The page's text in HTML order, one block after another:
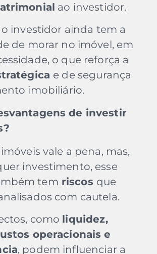
ao investidor.
investidor ainda tem a
de morar no imóvel, em
o que reforça a
e de segurança
imobiliário.
de investir
vale a pena, mas,
investimento, esse
tem riscos que
com cautela.
como liquidez,
operacionais e
, podem influenciar a